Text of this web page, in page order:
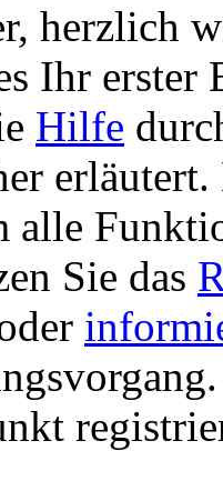
herzlich
Ihr erster
Hilfe
alle
Sie das